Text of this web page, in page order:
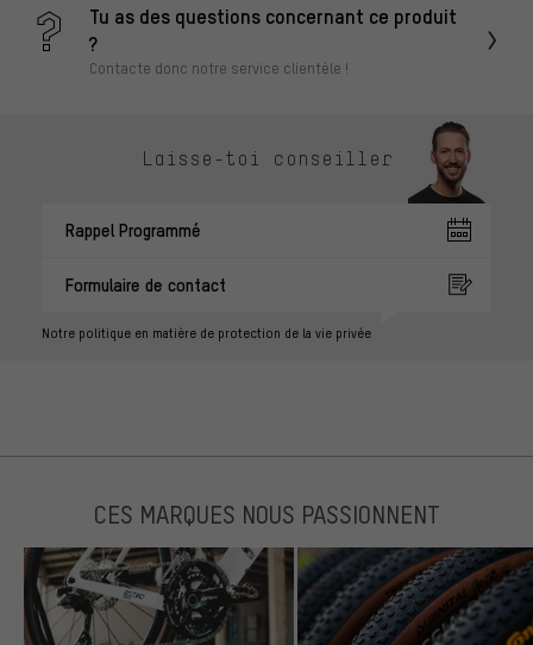
Tu as des questions concernant ce produit
?
Contacte donc notre service clientèle !
Laisse-toi conseiller
Rappel Programmé
Formulaire de contact
Notre politique en matière de protection de la vie privée
CES MARQUES NOUS PASSIONNENT